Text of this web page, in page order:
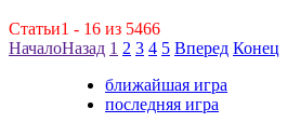
Статьи1 - 16 из 5466
НачалоНазад 1 2 3 4 5 Вперед Конец
ближайшая игра
последняя игра